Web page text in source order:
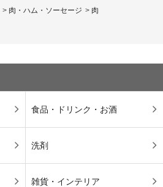
> 肉・ハム・ソーセージ > 肉
食品・ドリンク・お酒
洗剤
雑貨・インテリア